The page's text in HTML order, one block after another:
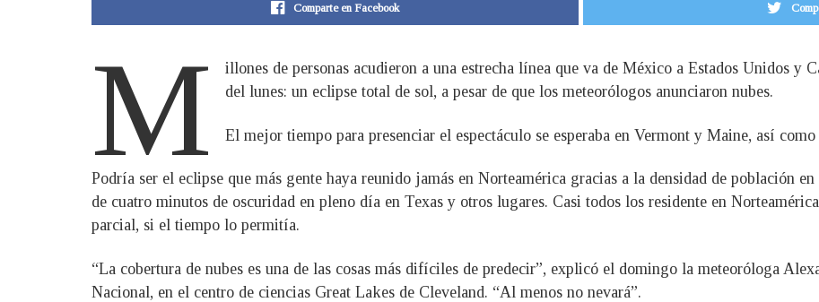
Comparte en Facebook
M
illones de personas acudieron a una estrecha línea que va de México a Estados Unidos y
del lunes: un eclipse total de sol, a pesar de que los meteorólogos anunciaron nubes.
El mejor tiempo para presenciar el espectáculo se esperaba en Vermont y Maine, así
Podría ser el eclipse que más gente haya reunido jamás en Norteamérica gracias a la densidad de población
de cuatro minutos de oscuridad en pleno día en Texas y otros lugares. Casi todos los residente en
parcial, si el tiempo lo permitía.
“La cobertura de nubes es una de las cosas más difíciles de predecir”, explicó el domingo la meteoróloga
Nacional, en el centro de ciencias Great Lakes de Cleveland. “Al menos no nevará”.